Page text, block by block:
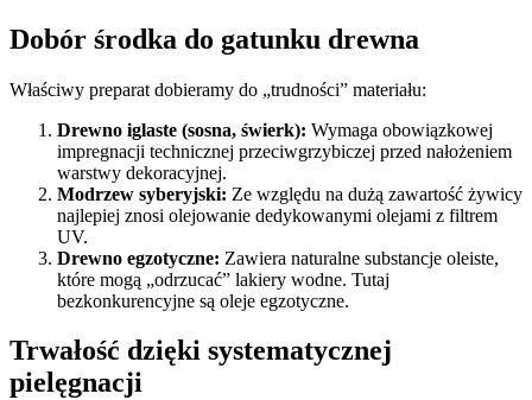
Dobór środka do gatunku drewna
Właściwy preparat dobieramy do „trudności” materiału:
Drewno iglaste (sosna, świerk): Wymaga obowiązkowej
impregnacji technicznej przeciwgrzybiczej przed nałożeniem
warstwy dekoracyjnej.
Modrzew syberyjski: Ze względu na dużą zawartość żywicy
najlepiej znosi olejowanie dedykowanymi olejami z filtrem
UV.
Drewno egzotyczne: Zawiera naturalne substancje oleiste,
które mogą „odrzucać” lakiery wodne. Tutaj
bezkonkurencyjne są oleje egzotyczne.
Trwałość dzięki systematycznej
pielęgnacji